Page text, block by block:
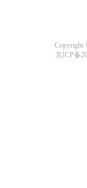
Copyright
京ICP备